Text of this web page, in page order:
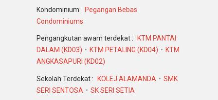
Kondominium: Pegangan Bebas
Condominiums
Pengangkutan awam terdekat :
KTM PANTAI
DALAM (KD03)
KTM PETALING (KD04)
KTM
ANGKASAPURI (KD02)
Sekolah Terdekat : KOLEJ ALAMANDA
SMK
SERI SENTOSA
SK SERI SETIA